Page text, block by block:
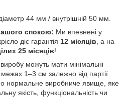
44 мм / внутрішній 50 мм.
спокою: Ми впевнені у
діє гарантія 12 місяців , а на
25 місяців!
можуть мати мінімальні
межах 1–3 см залежно від партії
нормальне виробниче явище, яке
якість, функціональність чи